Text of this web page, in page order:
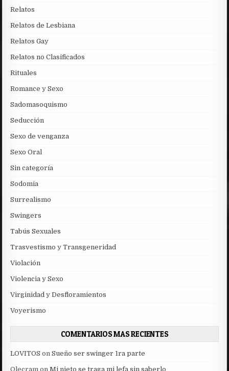
Relatos
Relatos de Lesbiana
Relatos Gay
Relatos no Clasificados
Rituales
Romance y Sexo
Sadomasoquismo
Seducción
Sexo de venganza
Sexo Oral
Sin categoría
Sodomia
Surrealismo
Swingers
Tabús Sexuales
Trasvestismo y Transgeneridad
Violación
Violencia y Sexo
Virginidad y Desfloramientos
Voyerismo
COMENTARIOS MAS RECIENTES
LOVITOS onSueño ser swinger 1ra parte
Olecram onMi nieto se traga mi lefa sin saberlo